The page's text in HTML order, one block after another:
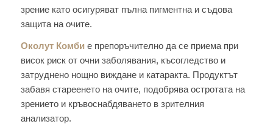
зрение като осигуряват пълна пигментна и съдова
защита на очите.
Околут Комбие препоръчително да се приема при
висок риск от очни заболявания, късогледство и
затруднено нощно виждане и катаракта. Продуктът
забавя стареенето на очите, подобрява остротата на
зрението и кръвоснабдяването в зрителния
анализатор.